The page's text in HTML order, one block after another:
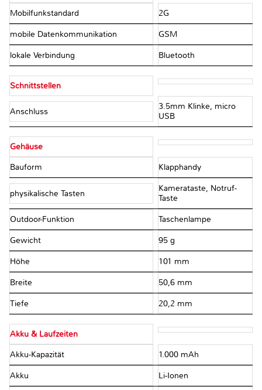
Mobilfunkstandard 2G
mobile Datenkommunikation GSM
lokale Verbindung Bluetooth
Schnittstellen
Anschluss
3.5mm Klinke, micro
USB
Gehäuse
Bauform Klapphandy
physikalische Tasten
Kamerataste, Notruf-
Taste
Outdoor-Funktion Taschenlampe
Gewicht 95 g
Höhe 101 mm
Breite 50,6 mm
Tiefe 20,2 mm
Akku & Laufzeiten
Akku-Kapazität 1.000 mAh
Akku Li-Ionen